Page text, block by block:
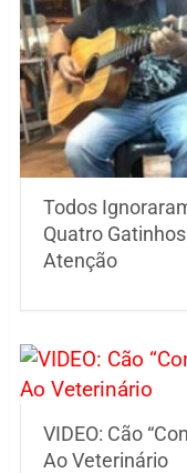
Todos
Quatro
Atenção
VIDEO: Cão
Ao Veterinário